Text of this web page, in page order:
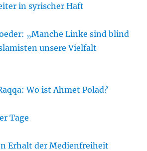
in syrischer Haft
„Manche Linke sind blind
unsere Vielfalt
Wo ist Ahmet Polad?
Tage
Erhalt der Medienfreiheit